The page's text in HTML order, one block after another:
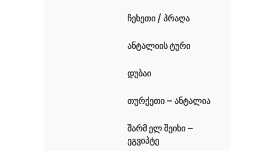
ჩეხეთი / პრაღა
ანტალიის ტური
დუბაი
თურქეთი – ანტალია
შარმ ელ შეიხი –
ეგვიპტე